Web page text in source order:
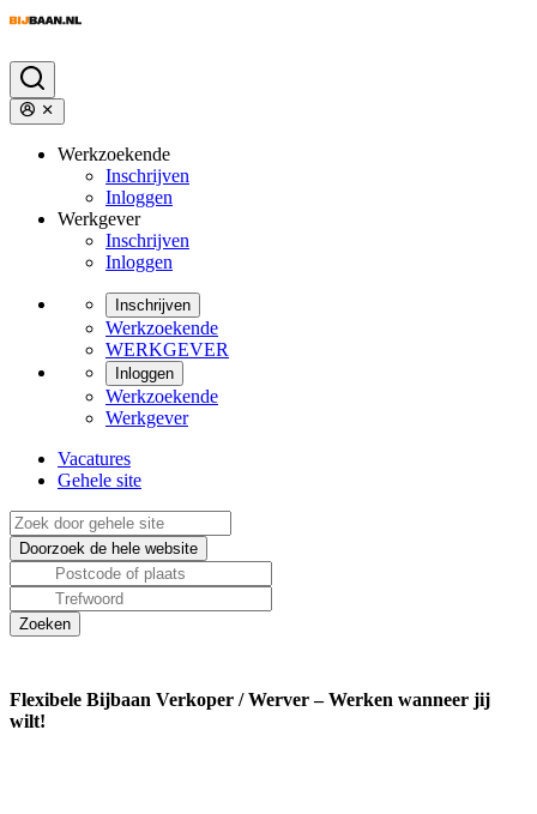
Werkzoekende
Inschrijven
Inloggen
Werkgever
Inschrijven
Inloggen
Inschrijven
Werkzoekende
WERKGEVER
Inloggen
Werkzoekende
Werkgever
Vacatures
Gehele site
Flexibele Bijbaan Verkoper / Werver – Werken wanneer jij
wilt!